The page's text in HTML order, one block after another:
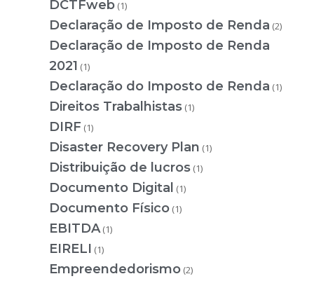
DCTFweb (1)
Declaração de Imposto de Renda (2)
Declaração de Imposto de Renda
2021 (1)
Declaração do Imposto de Renda (1)
Direitos Trabalhistas (1)
DIRF (1)
Disaster Recovery Plan (1)
Distribuição de lucros (1)
Documento Digital (1)
Documento Físico (1)
EBITDA (1)
EIRELI (1)
Empreendedorismo (2)